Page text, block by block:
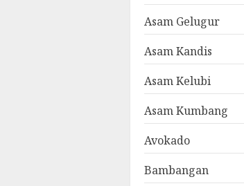
Asam Gelugur
Asam Kandis
Asam Kelubi
Asam Kumbang
Avokado
Bambangan